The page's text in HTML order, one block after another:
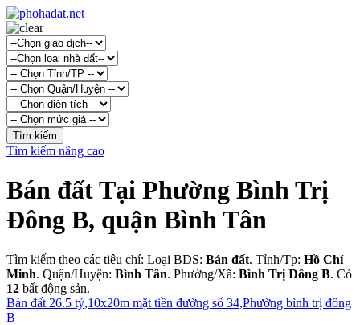
Tìm kiếm nâng cao
Bán đất Tại Phường Bình Trị
Đông B, quận Bình Tân
Tìm kiếm theo các tiêu chí: Loại BDS: Bán đất. Tỉnh/Tp: Hồ Chí
Minh. Quận/Huyện: Bình Tân. Phường/Xã: Bình Trị Đông B. Có
12 bất động sản.
Bán đất 26.5 tỷ,10x20m mặt tiền đường số 34,Phường bình trị đông
B